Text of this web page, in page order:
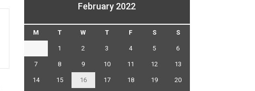
February 2022
M T W T F S S
1 2 3 4 5 6
7 8 9 10 11 12 13
14 15 16 17 18 19 20